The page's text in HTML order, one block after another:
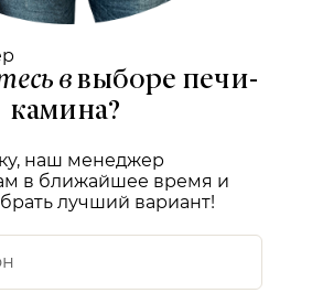
в выборе печи-
камина?
наш менеджер
в ближайшее время и
лучший вариант!